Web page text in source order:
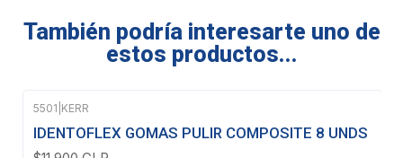
También podría interesarte uno de
estos productos...
Agotado
5501 KERR
IDENTOFLEX GOMAS PULIR COMPOSITE 8 UNDS